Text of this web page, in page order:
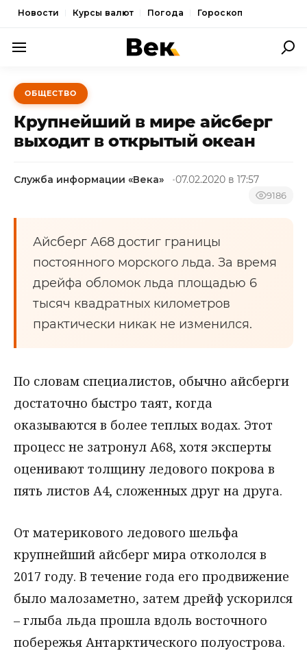
Новости Курсы валют Погода Гороскоп
ПОЛИТИКА
ЭКОНОМИКА
ОБЩЕСТВО
КУЛЬТУРА
НОВОСТИ
ОБЩЕСТВО
Крупнейший в мире айсберг
выходит в открытый океан
Служба информации «Века» 07.02.2020 в 17:57
9186
Айсберг А68 достиг границы
постоянного морского льда. За время
дрейфа обломок льда площадью 6
тысяч квадратных километров
практически никак не изменился.
По словам специалистов, обычно айсберги
достаточно быстро таят, когда
оказываются в более теплых водах. Этот
процесс не затронул А68, хотя эксперты
оценивают толщину ледового покрова в
пять листов А4, сложенных друг на друга.
От материкового ледового шельфа
крупнейший айсберг мира откололся в
2017 году. В течение года его продвижение
было малозаметно, затем дрейф ускорился
– глыба льда прошла вдоль восточного
побережья Антарктического полуострова.